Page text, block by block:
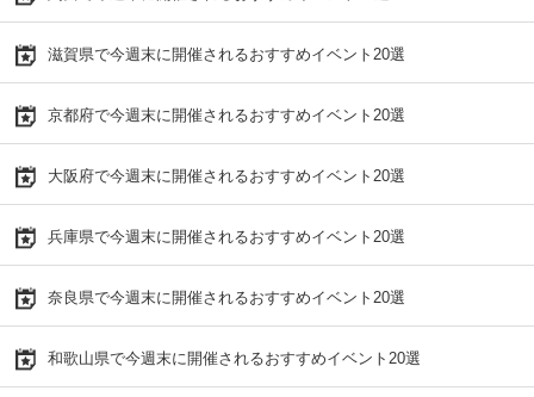
滋賀県で今週末に開催されるおすすめイベント20選
京都府で今週末に開催されるおすすめイベント20選
大阪府で今週末に開催されるおすすめイベント20選
兵庫県で今週末に開催されるおすすめイベント20選
奈良県で今週末に開催されるおすすめイベント20選
和歌山県で今週末に開催されるおすすめイベント20選